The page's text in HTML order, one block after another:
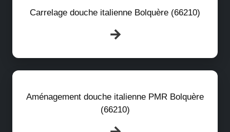
Carrelage douche italienne Bolquère (66210)
Aménagement douche italienne PMR Bolquère
(66210)